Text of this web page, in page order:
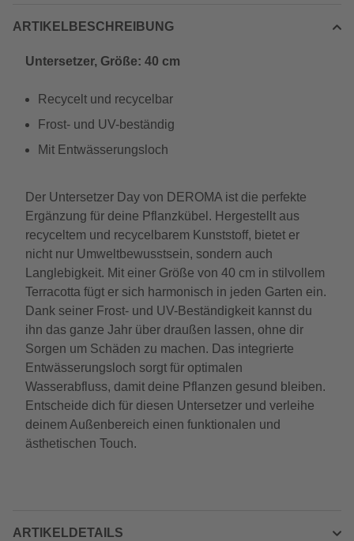
ARTIKELBESCHREIBUNG
Untersetzer, Größe: 40 cm
Recycelt und recycelbar
Frost- und UV-beständig
Mit Entwässerungsloch
Der Untersetzer Day von DEROMA ist die perfekte
Ergänzung für deine Pflanzkübel. Hergestellt aus
recyceltem und recycelbarem Kunststoff, bietet er
nicht nur Umweltbewusstsein, sondern auch
Langlebigkeit. Mit einer Größe von 40 cm in stilvollem
Terracotta fügt er sich harmonisch in jeden Garten ein.
Dank seiner Frost- und UV-Beständigkeit kannst du
ihn das ganze Jahr über draußen lassen, ohne dir
Sorgen um Schäden zu machen. Das integrierte
Entwässerungsloch sorgt für optimalen
Wasserabfluss, damit deine Pflanzen gesund bleiben.
Entscheide dich für diesen Untersetzer und verleihe
deinem Außenbereich einen funktionalen und
ästhetischen Touch.
ARTIKELDETAILS